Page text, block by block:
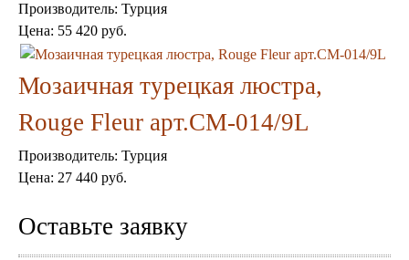
Плитка Марокко
Мозаика Марокко
Двери Марокко
Бабуши тапочки
Вазы
Зеркала
Тарелки и блюда
Пепельницы
Пледы и покрывала
Подушки
Свечи и подсвечники
Производитель: Турция
Цена: 55 420 руб.
Мозаичная турецкая люстра,
Rouge Fleur арт.CM-014/9L
Производитель: Турция
Цена: 27 440 руб.
Оставьте заявку